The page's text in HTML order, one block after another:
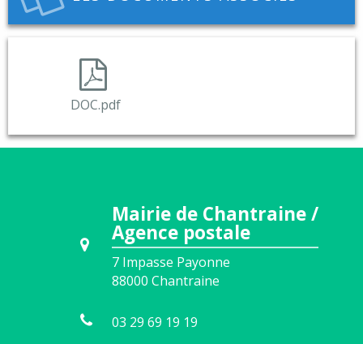
DOC.pdf
Mairie de Chantraine /
Agence postale
7 Impasse Payonne
88000 Chantraine
03 29 69 19 19